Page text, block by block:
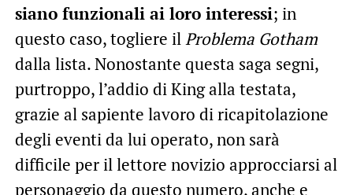
siano funzionali ai loro interessi; in
questo caso, togliere ilProblema Gotham
dalla lista. Nonostante questa saga segni,
purtroppo, l’addio di King alla testata,
grazie al sapiente lavoro di ricapitolazione
degli eventi da lui operato, non sarà
difficile per il lettore novizio approcciarsi al
personaggio da questo numero, anche e